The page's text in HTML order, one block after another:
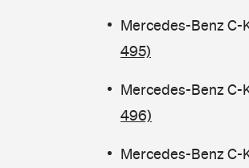
Mercedes-Benz C-
495)
Mercedes-Benz C-
496)
Mercedes-Benz C-